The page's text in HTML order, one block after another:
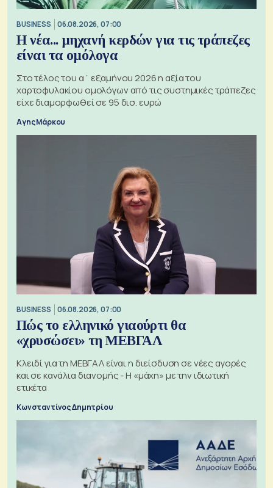
BUSINESS 06.08.2026, 07:00
Η νέα... μηχανή κερδών για τις τράπεζες
είναι τα ομόλογα
Στο τέλος του α΄ εξαμήνου 2026 η αξία του
χαρτοφυλακίου ομολόγων από τις συστημικές τράπεζες
είχε διαμορφωθεί σε 95 δισ. ευρώ
Αγης Μάρκου
BUSINESS 06.08.2026, 07:00
Πώς το ελληνικό γιαούρτι θα
«χρυσώσει» τη ΜΕΒΓΑΛ
Κλειδί για τη ΜΕΒΓΑΛ είναι η διείσδυση σε νέες αγορές
και σε κανάλια διανομής - Η «μάχη» με την ιδιωτική
ετικέτα
Κωνσταντίνος Δημητρίου